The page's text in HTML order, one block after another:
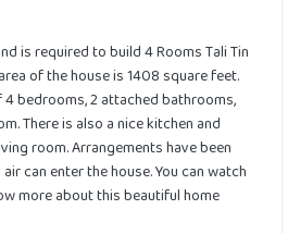
is required to build 4 Rooms Tali Tin
of ​​the house is 1408 square feet.
bedrooms, 2 attached bathrooms,
There is also a nice kitchen and
room. Arrangements have been
can enter the house. You can watch
more about this beautiful home